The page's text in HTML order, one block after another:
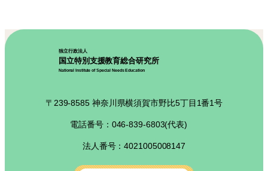
独立行政法人
国立特別支援教育総合研究所
National Institute of Special Needs Education
〒239-8585 神奈川県横須賀市野比5丁目1番1号
電話番号：046-839-6803(代表)
法人番号：4021005008147